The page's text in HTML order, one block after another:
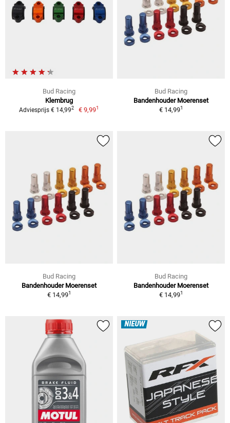
Bud Racing
Klembrug
Adviesprijs € 14,992 € 9,991
Bud Racing
Bandenhouder Moerenset
€ 14,991
Bud Racing
Bandenhouder Moerenset
€ 14,991
Bud Racing
Bandenhouder Moerenset
€ 14,991
NIEUW